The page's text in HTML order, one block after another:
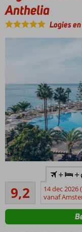
Halfpension
of All
Inclusive
Anthelia
Logies
Op
loopafstand
van strand
9,2Uitstekend
30
beoordelingen
+ +
14 dec 2026
vanaf